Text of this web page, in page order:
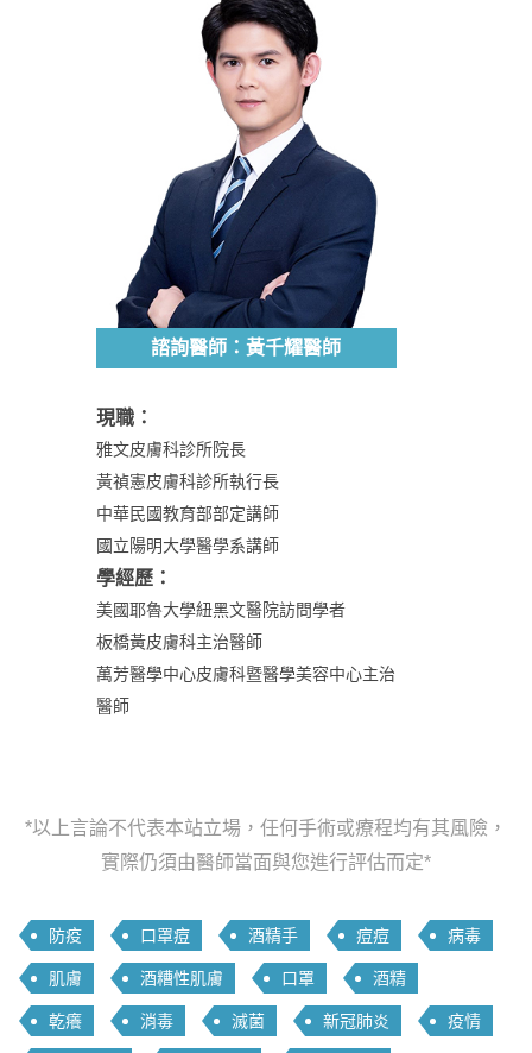
諮詢醫師：黃千耀醫師
現職：
雅文皮膚科診所院長
黃禎憲皮膚科診所執行長
中華民國教育部部定講師
國立陽明大學醫學系講師
學經歷：
美國耶魯大學紐黑文醫院訪問學者
板橋黃皮膚科主治醫師
萬芳醫學中心皮膚科暨醫學美容中心主治
醫師
*以上言論不代表本站立場，任何手術或療程均有其風險，
實際仍須由醫師當面與您進行評估而定*
防疫 口罩痘 酒精手 痘痘 病毒
肌膚 酒糟性肌膚 口罩 酒精
乾癢 消毒 滅菌 新冠肺炎 疫情